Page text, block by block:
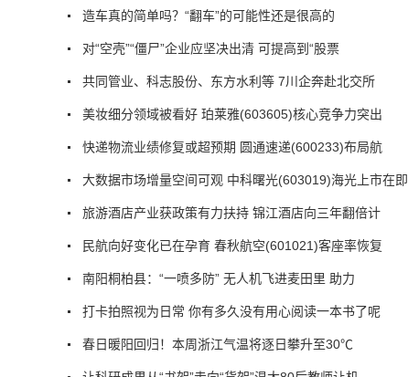
造车真的简单吗？“翻车”的可能性还是很高的
对“空壳”“僵尸”企业应坚决出清 可提高到“股票
共同管业、科志股份、东方水利等 7川企奔赴北交所
美妆细分领域被看好 珀莱雅(603605)核心竞争力突出
快递物流业绩修复或超预期 圆通速递(600233)布局航
大数据市场增量空间可观 中科曙光(603019)海光上市在即
旅游酒店产业获政策有力扶持 锦江酒店向三年翻倍计
民航向好变化已在孕育 春秋航空(601021)客座率恢复
南阳桐柏县：“一喷多防” 无人机飞进麦田里 助力
打卡拍照视为日常 你有多久没有用心阅读一本书了呢
春日暖阳回归！本周浙江气温将逐日攀升至30℃